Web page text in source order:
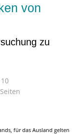
von
zu
für das Ausland gelten